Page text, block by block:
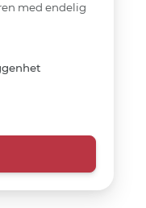
med endelig